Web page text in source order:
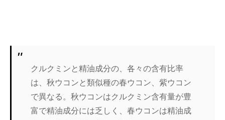
クルクミンと精油成分の、各々の含有比率
は、秋ウコンと類似種の春ウコン、紫ウコン
で異なる。秋ウコンはクルクミン含有量が豊
富で精油成分には乏しく、春ウコンは精油成